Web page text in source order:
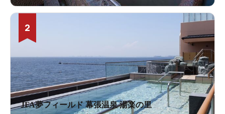
2
JFA夢フィールド 幕張温泉 湯楽の里